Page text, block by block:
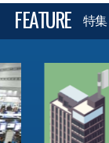
FEATURE 特集